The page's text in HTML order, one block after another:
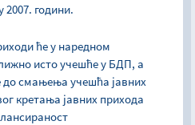
2007. години.
ће у наредном
исто учешће у БДП, а
до смањења учешћа јавних
кретања јавних прихода